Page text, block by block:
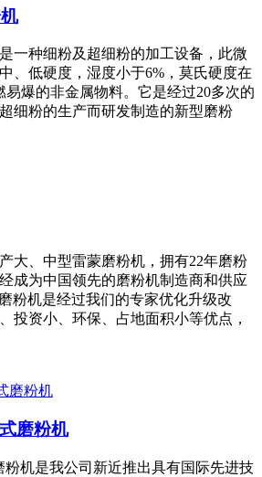
一种细粉及超细粉的加工设备，此微
、低硬度，湿度小于6%，莫氏硬度在
易爆的非金属物料。它是经过20多次的
细粉的生产而研发制造的新型磨粉
大、中型雷蒙磨粉机，拥有22年磨粉
成为中国领先的磨粉机制造商和供应
粉机是经过我们的专家优化升级改
投资小、环保、占地面积小等优点，
磨粉机
粉机是我公司新近推出具有国际先进技